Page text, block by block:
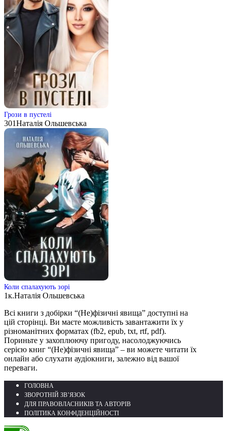
Грози в пустелі
301Наталія Ольшевська
Коли спалахують зорі
1к.Наталія Ольшевська
Всі книги з добірки “(Не)фізичні явища” доступні на
цій сторінці. Ви маєте можливість завантажити їх у
різноманітних форматах (fb2, epub, txt, rtf, pdf).
Пориньте у захоплюючу пригоду, насолоджуючись
серією книг “(Не)фізичні явища” – ви можете читати їх
онлайн або слухати аудіокниги, залежно від вашої
переваги.
ГОЛОВНА
ЗВОРОТНІЙ ЗВ’ЯЗОК
ДЛЯ ПРАВОВЛАСНИКІВ ТА АВТОРІВ
ПОЛІТИКА КОНФІДЕНЦІЙНОСТІ